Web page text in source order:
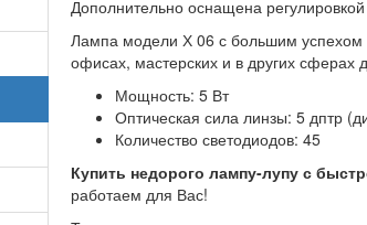
Дополнительно оснащена
Лампа модели Х 06 с большим успехом
офисах, мастерских и в других сферах
Мощность: 5 Вт
Оптическая сила линзы: 5 дптр
Количество светодиодов: 45
Купить недорого лампу-лупу с
работаем для Вас!